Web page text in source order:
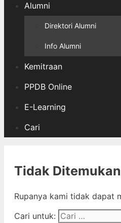
Alumni
Direktori Alumni
Info Alumni
Kemitraan
PPDB Online
E-Learning
Cari
Tidak Ditemukan
Rupanya kami tidak dapat
Cari untuk: